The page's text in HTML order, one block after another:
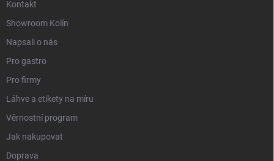
Kontakt
Showroom Kolín
Napsali o nás
Pro gastro
Pro firmy
Láhve a etikety na míru
Věrnostní program
Jak nakupovat
Doprava